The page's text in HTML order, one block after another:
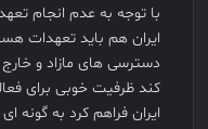
با توجه به عدم انجام
ایران هم باید تعهدات
دسترسی های مازاد و خارج
کند ظرفیت خوبی برای
ایران فراهم کرد به